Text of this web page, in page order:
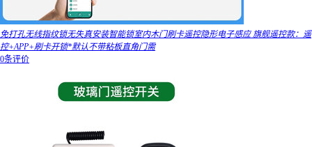
免打孔无线指纹锁无失真安装智能锁室内木门刷卡遥控隐形电子感应 旗舰遥控款：遥
控+APP+刷卡开锁*默认不带粘板直角门需
0条评价